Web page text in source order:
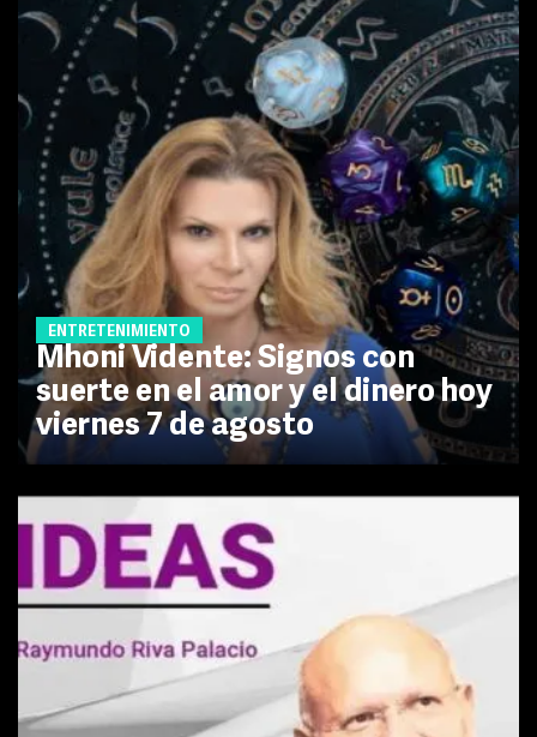
ENTRETENIMIENTO
Mhoni Vidente: Signos con
suerte en el amor y el dinero hoy
viernes 7 de agosto